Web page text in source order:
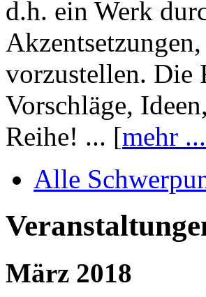
d.h. ein Werk
vorzustellen. Die
Vorschläge,
Reihe! ... [mehr ...
Alle
März 2018